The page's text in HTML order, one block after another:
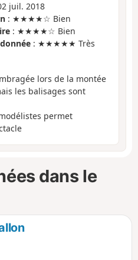
juil. 2018
: ★★★★☆ Bien
: ★★★★☆ Bien
: ★★★★★ Très
lors de la montée
les balisages sont
permet
dans le